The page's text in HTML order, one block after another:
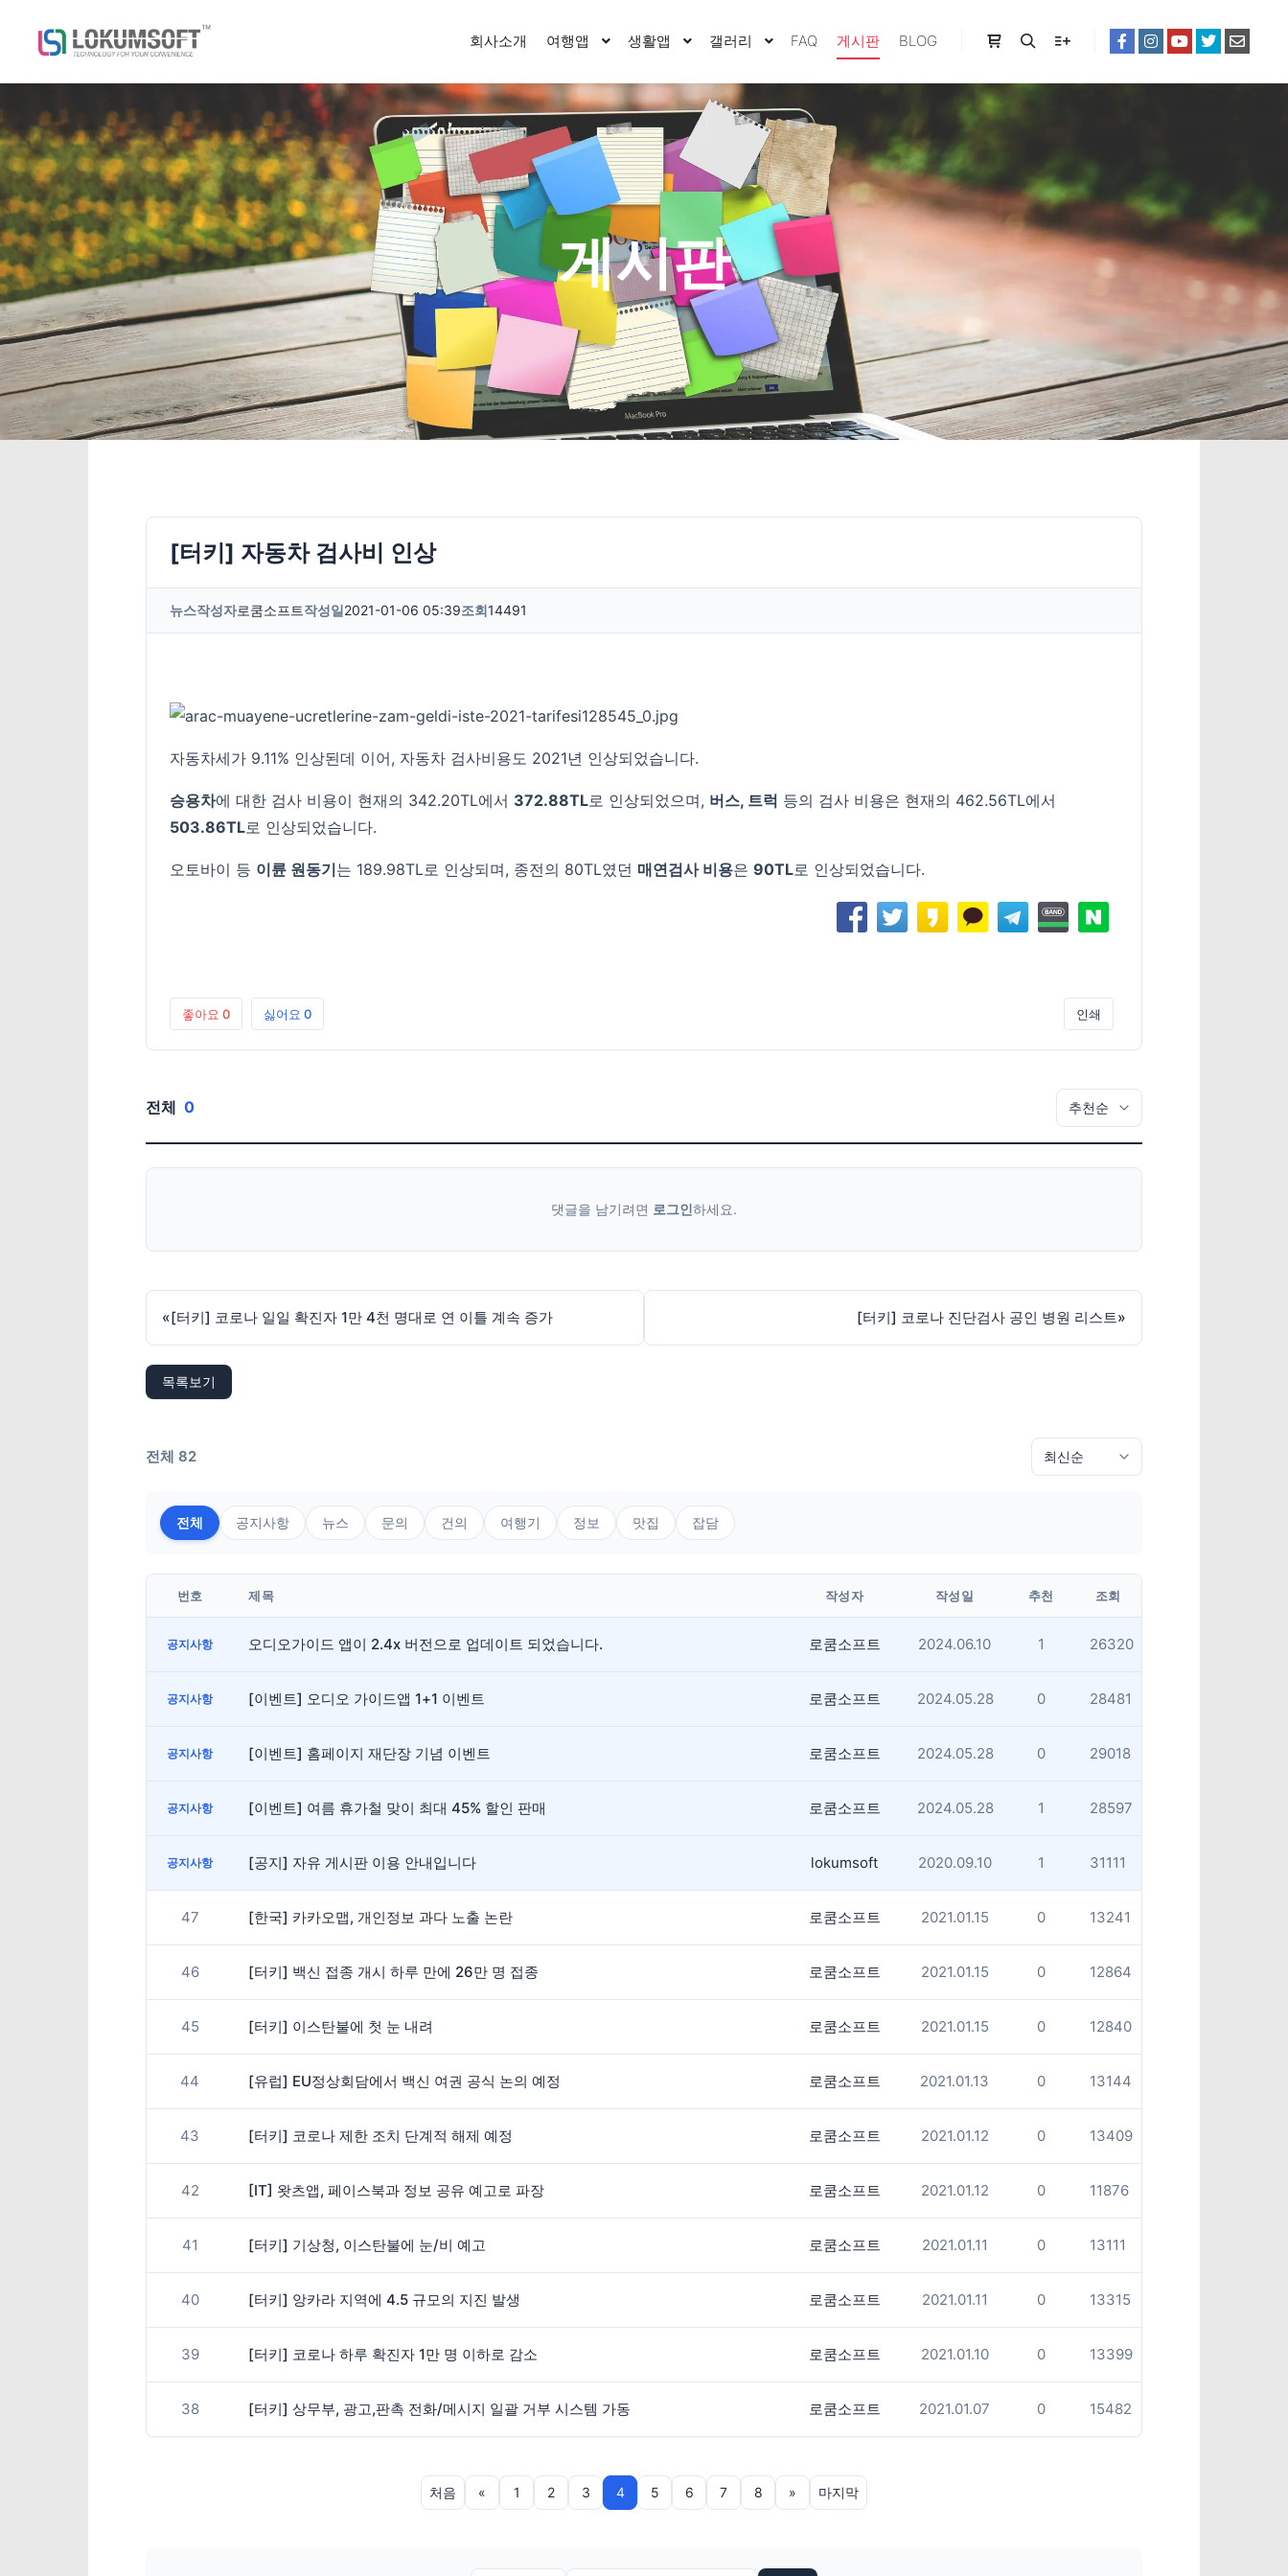
회사소개 여행앱 생활앱 갤러리 FAQ 게시판 BLOG
게시판
[터키] 자동차 검사비 인상
뉴스작성자로쿰소프트작성일2021-01-06 05:39조회14491
자동차세가 9.11% 인상된데 이어, 자동차 검사비용도 2021년 인상되었습니다.
승용차에 대한 검사 비용이 현재의 342.20TL에서 372.88TL로 인상되었으며, 버스, 트럭 등의 검사 비용은 현재의 462.56TL에서
503.86TL로 인상되었습니다.
오토바이 등 이륜 원동기는 189.98TL로 인상되며, 종전의 80TL였던 매연검사 비용은 90TL로 인상되었습니다.
좋아요 0 싫어요 0 인쇄
전체 0
댓글을 남기려면 로그인하세요.
«[터키] 코로나 일일 확진자 1만 4천 명대로 연 이틀 계속 증가 [터키] 코로나 진단검사 공인 병원 리스트»
목록보기
전체 82
전체 공지사항 뉴스 문의 건의 여행기 정보 맛집 잡담
번호 제목 작성자 작성일 추천 조회
공지사항 오디오가이드 앱이 2.4x 버전으로 업데이트 되었습니다. 로쿰소프트 2024.06.10 1 26320
공지사항 [이벤트] 오디오 가이드앱 1+1 이벤트 로쿰소프트 2024.05.28 0 28481
공지사항 [이벤트] 홈페이지 재단장 기념 이벤트 로쿰소프트 2024.05.28 0 29018
공지사항 [이벤트] 여름 휴가철 맞이 최대 45% 할인 판매 로쿰소프트 2024.05.28 1 28597
공지사항 [공지] 자유 게시판 이용 안내입니다 lokumsoft 2020.09.10 1 31111
47 [한국] 카카오맵, 개인정보 과다 노출 논란 로쿰소프트 2021.01.15 0 13241
46 [터키] 백신 접종 개시 하루 만에 26만 명 접종 로쿰소프트 2021.01.15 0 12864
45 [터키] 이스탄불에 첫 눈 내려 로쿰소프트 2021.01.15 0 12840
44 [유럽] EU정상회담에서 백신 여권 공식 논의 예정 로쿰소프트 2021.01.13 0 13144
43 [터키] 코로나 제한 조치 단계적 해제 예정 로쿰소프트 2021.01.12 0 13409
42 [IT] 왓츠앱, 페이스북과 정보 공유 예고로 파장 로쿰소프트 2021.01.12 0 11876
41 [터키] 기상청, 이스탄불에 눈/비 예고 로쿰소프트 2021.01.11 0 13111
40 [터키] 앙카라 지역에 4.5 규모의 지진 발생 로쿰소프트 2021.01.11 0 13315
39 [터키] 코로나 하루 확진자 1만 명 이하로 감소 로쿰소프트 2021.01.10 0 13399
38 [터키] 상무부, 광고,판촉 전화/메시지 일괄 거부 시스템 가동 로쿰소프트 2021.01.07 0 15482
처음 « 1 2 3 4 5 6 7 8 » 마지막